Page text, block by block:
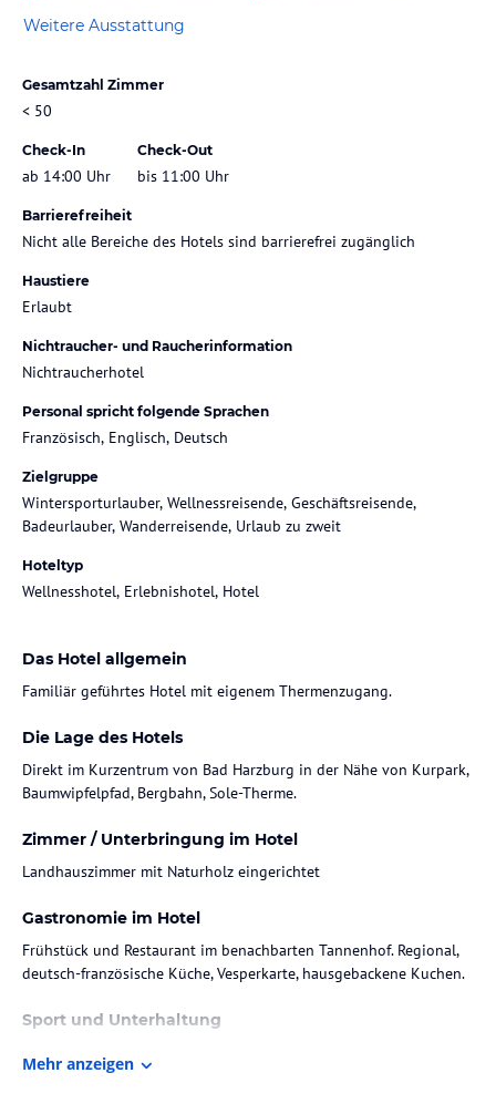
Weitere Ausstattung
Gesamtzahl Zimmer
< 50
Check-In
ab 14:00 Uhr
Check-Out
bis 11:00 Uhr
Barrierefreiheit
Nicht alle Bereiche des Hotels sind barrierefrei zugänglich
Haustiere
Erlaubt
Nichtraucher- und Raucherinformation
Nichtraucherhotel
Personal spricht folgende Sprachen
Französisch, Englisch, Deutsch
Zielgruppe
Wintersporturlauber, Wellnessreisende, Geschäftsreisende,
Badeurlauber, Wanderreisende, Urlaub zu zweit
Hoteltyp
Wellnesshotel, Erlebnishotel, Hotel
Das Hotel allgemein
Familiär geführtes Hotel mit eigenem Thermenzugang.
Die Lage des Hotels
Direkt im Kurzentrum von Bad Harzburg in der Nähe von Kurpark,
Baumwipfelpfad, Bergbahn, Sole-Therme.
Zimmer / Unterbringung im Hotel
Landhauszimmer mit Naturholz eingerichtet
Gastronomie im Hotel
Frühstück und Restaurant im benachbarten Tannenhof. Regional,
deutsch-französische Küche, Vesperkarte, hausgebackene Kuchen.
Sport und Unterhaltung
6000 qm Wellnessbereich mit Innen- und Außenpoos, Whirlpools,
Mehr anzeigen